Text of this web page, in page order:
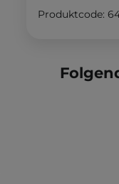
Produktcode: